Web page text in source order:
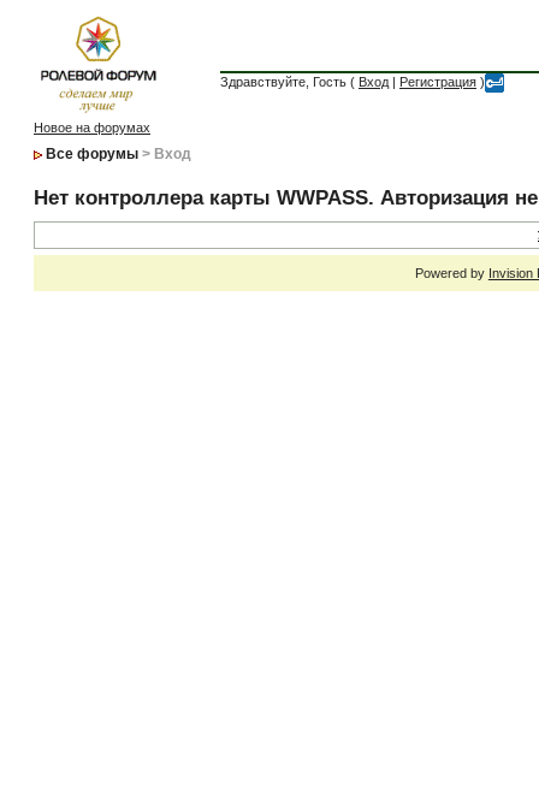
Здравствуйте, Гость ( Вход | Регистрация )
Новое на форумах
Все форумы > Вход
Нет контроллера карты WWPASS. Авторизация
Powered by Invision